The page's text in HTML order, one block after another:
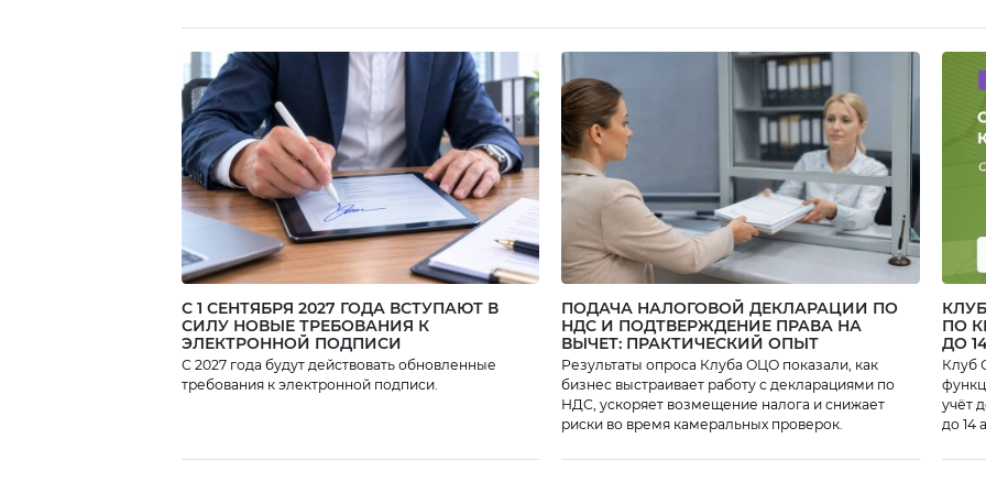
инвестировать более
Болгарию до конца
следующего года.
Компания BIC создала
новое подразделение –
BIC Services Sofia, чтобы
объединить
административные
функции, а также
сервисы в области
финансов, […]
профессиональной
обеспечение
экономической и
финансовой
деятельности
предприятия». По
итогам годового
обучения выпускники
имеют возможность
гарантированно
трудоустроится в
компанию «Норникель-
ОЦО», которая
находится в Саратове. В
программе обучения
есть два основных
направления:
информационные
технологии для
поддержки
деятельности
предприятия (ИТ-
группа); финансовое и
[…]
С 1 СЕНТЯБРЯ 2027 ГОДА ВСТУПАЮТ В
СИЛУ НОВЫЕ ТРЕБОВАНИЯ К
ЭЛЕКТРОННОЙ ПОДПИСИ
С 2027 года будут действовать обновленные
требования к электронной подписи.
ПОДАЧА НАЛОГОВОЙ ДЕКЛАРАЦИИ ПО
НДС И ПОДТВЕРЖДЕНИЕ ПРАВА НА
ВЫЧЕТ: ПРАКТИЧЕСКИЙ ОПЫТ
Результаты опроса Клуба ОЦО показали, как
бизнес выстраивает работу с декларациями по
НДС, ускоряет возмещение налога и снижает
риски во время камеральных проверок.
ПО
ДО
Клуб
учёт
до 14